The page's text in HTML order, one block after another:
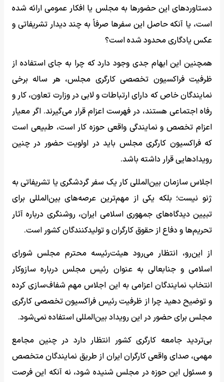
دستاوردهای این حضورها به مجلس یا افکار عمومی ارائه شده
است، یا آنکه حاصل این سفرها صرفاً به چند دیدار تشریفاتی و
عکس یادگاری محدود شده است؟
همچنین این ابهام جدی وجود دارد که چرا به جای استفاده از
ظرفیت فراکسیون تخصصی کارگری مجلس، هر ساله برخی
نمایندگان خاص که دارای ارتباطات و لابی در وزارت تعاون، کار و
رفاه اجتماعی هستند، در فهرست اعزام قرار می‌گیرند. اگر معیار
اعزام تخصص و نمایندگی واقعی حوزه کار است، طبیعی است
که فراکسیون کارگری مجلس باید در اولویت حضور در چنین
رویدادهایی قرار داشته باشد.
اجلاس سازمان بین‌المللی کار یک سفر گردشگری یا تشریفاتی به
ژنو نیست؛ بلکه یکی از مهم‌ترین عرصه‌های بین‌المللی برای
تبیین دیدگاه‌های جمهوری اسلامی ایران، روشنگری درباره آثار
تحریم‌ها و دفاع از حقوق کارگران و تولیدکنندگان کشور است.
از این‌رو، انتظار می‌رود هیئت‌رئیسه محترم مجلس شورای
اسلامی و جنابعالی به عنوان رئیس مجلس درباره سازوکار
انتخاب نمایندگان اعزامی به این اجلاس مهم شفاف‌سازی کرده
و توضیح دهید چرا از ظرفیت رئیس فراکسیون تخصصی کارگری
مجلس برای حضور در این رویداد بین‌المللی استفاده نمی‌شود.
بی‌تردید جامعه کارگری کشور انتظار دارد در چنین مجامع
مهمی، صدای واقعی کارگران ایران از طریق نمایندگان متخصص
و مسئول این حوزه در مجلس شنیده شود، نه آنکه این فرصت